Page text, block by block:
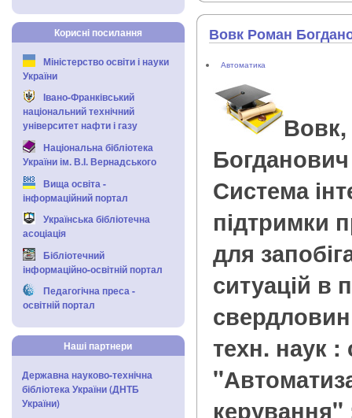
Корисні посилання
Міністерство освіти і науки
України
Івано-Франківський
національний технічний
університет нафти і газу
Національна бібліотека
України ім. В.І. Вернадського
Вища освіта -
інформаційний портал
Українська бібліотечна
асоціація
Бібліотечний
інформаційно-освітній портал
Педагогічна преса -
освітній портал
Наші партнери
Державна науково-технічна
бібліотека України (ДНТБ
України)
Вовк Роман
Автоматика
Богданович
Система
підтримки
для
ситуацій в
техн. наук :
керування"